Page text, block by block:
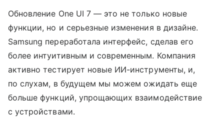
Обновление One UI 7 — это не только новые
функции, но и серьезные изменения в дизайне.
Samsung переработала интерфейс, сделав его
более интуитивным и современным. Компания
активно тестирует новые ИИ-инструменты, и,
по слухам, в будущем мы можем ожидать еще
больше функций, упрощающих взаимодействие
с устройствами.